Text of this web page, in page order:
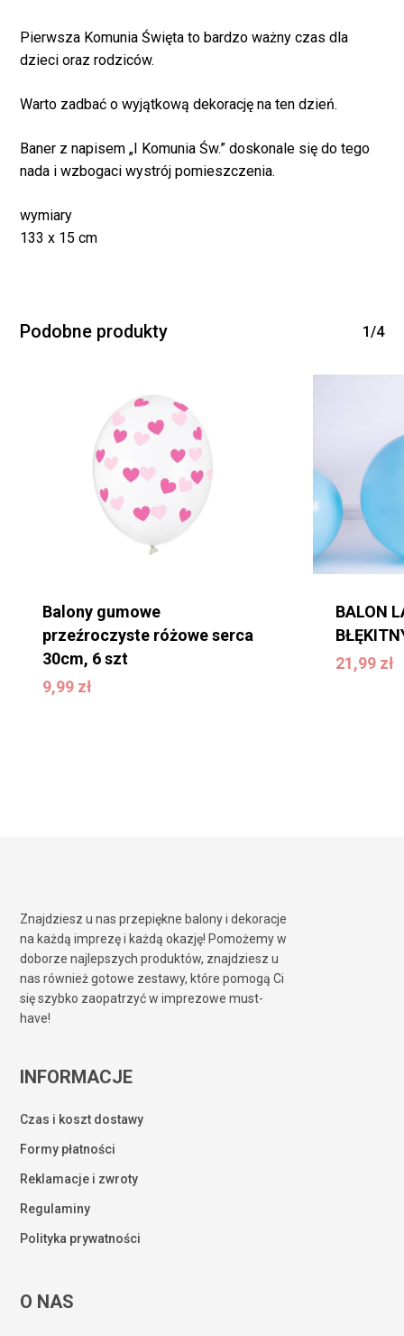
Pierwsza Komunia Święta to bardzo ważny czas dla
dzieci oraz rodziców.
Warto zadbać o wyjątkową dekorację na ten dzień.
Baner z napisem „I Komunia Św.” doskonale się do tego
nada i wzbogaci wystrój pomieszczenia.
wymiary
133 x 15 cm
Podobne produkty 1/4
Balony gumowe
przeźroczyste różowe serca
30cm, 6 szt
9,99 zł
9,99
BALON
21,99 zł
21,99zł
Znajdziesz u nas przepiękne balony i dekoracje
na każdą imprezę i każdą okazję! Pomożemy w
doborze najlepszych produktów, znajdziesz u
nas również gotowe zestawy, które pomogą Ci
się szybko zaopatrzyć w imprezowe must-
have!
INFORMACJE
Czas i koszt dostawy
Formy płatności
Reklamacje i zwroty
Regulaminy
Polityka prywatności
O NAS